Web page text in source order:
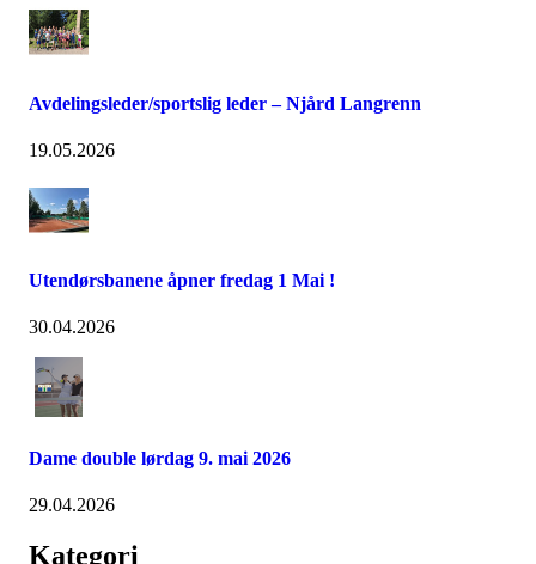
Avdelingsleder/sportslig leder – Njård Langrenn
19.05.2026
Utendørsbanene åpner fredag 1 Mai !
30.04.2026
Dame double lørdag 9. mai 2026
29.04.2026
Kategori